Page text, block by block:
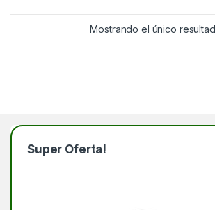
Mostrando el único
Super Oferta!